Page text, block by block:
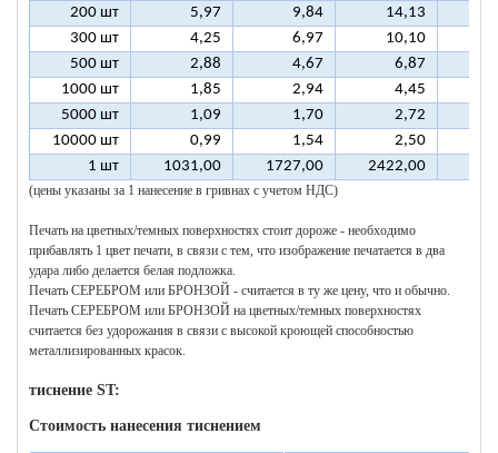
200 шт
5,97 9,84 14,13
300 шт
4,25 6,97 10,10
500 шт
2,88 4,67 6,87
1000 шт
1,85 2,94 4,45
5000 шт
1,09 1,70 2,72
10000 шт
0,99 1,54 2,50
1 шт
1031,00 1727,00 2422,00
(цены указаны за 1 нанесение в гривнах с учетом НДС)
Печать на цветных/темных поверхностях стоит дороже - необходимо
прибавлять 1 цвет печати, в связи с тем, что изображение печатается в два
удара либо делается белая подложка.
Печать СЕРЕБРОМ или БРОНЗОЙ - считается в ту же цену, что и обычно.
Печать СЕРЕБРОМ или БРОНЗОЙ на цветных/темных поверхностях
считается без удорожания в связи с высокой кроющей способностью
металлизированных красок.
тиснение ST:
Стоимость нанесения тиснением